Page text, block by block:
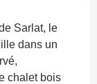
Sarlat, le
dans un
chalet bois